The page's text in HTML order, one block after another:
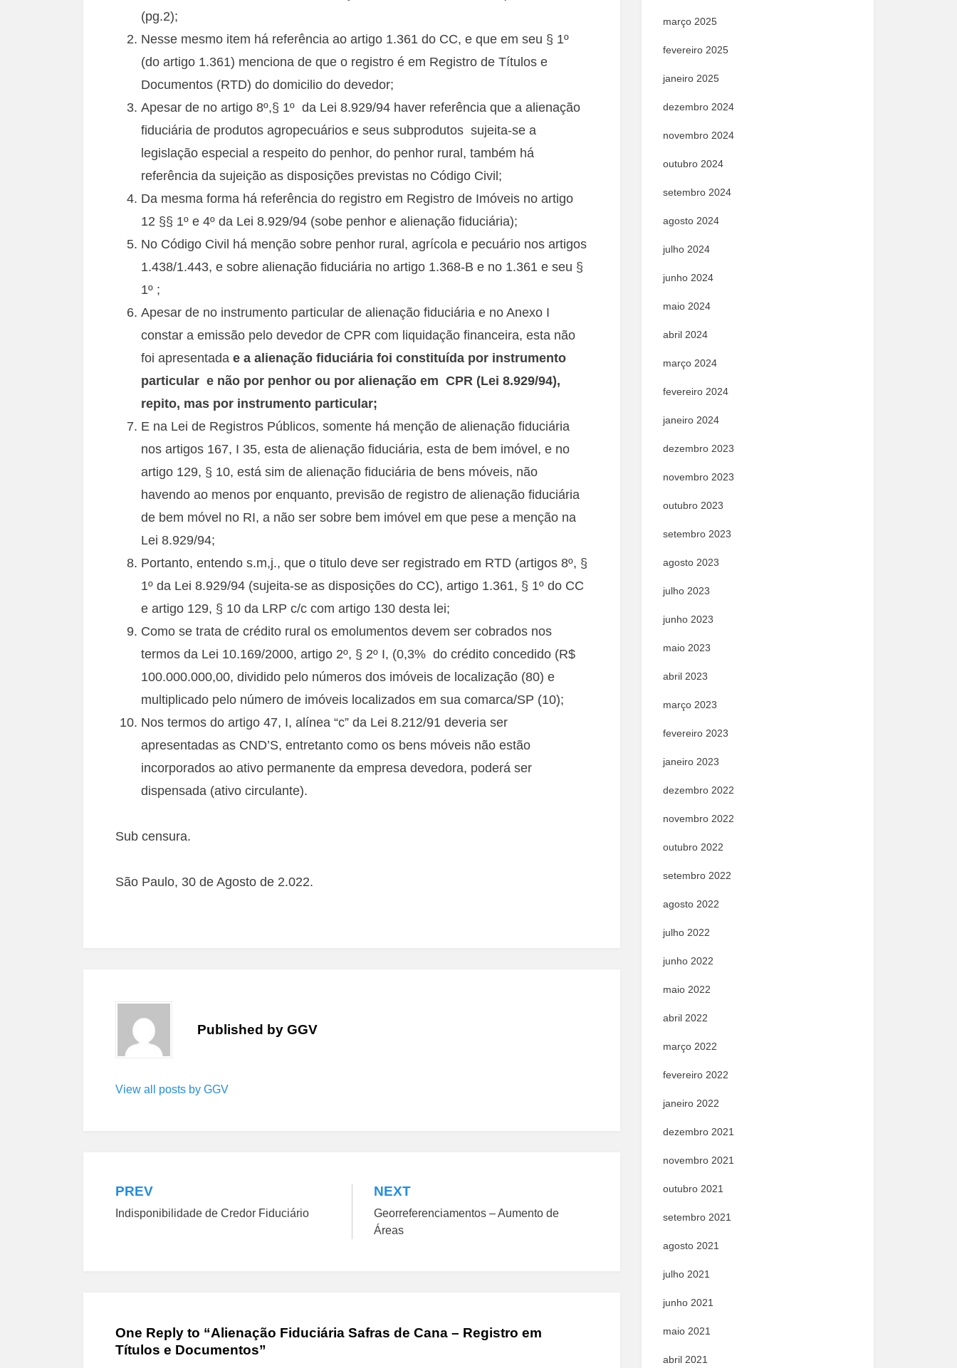
(pg.2);
Nesse mesmo item há referência ao artigo 1.361 do CC, e que em seu § 1º
(do artigo 1.361) menciona de que o registro é em Registro de Títulos e
Documentos (RTD) do domicilio do devedor;
Apesar de no artigo 8º,§ 1º da Lei 8.929/94 haver referência que a alienação
fiduciária de produtos agropecuários e seus subprodutos sujeita-se a
legislação especial a respeito do penhor, do penhor rural, também há
referência da sujeição as disposições previstas no Código Civil;
Da mesma forma há referência do registro em Registro de Imóveis no artigo
12 §§ 1º e 4º da Lei 8.929/94 (sobe penhor e alienação fiduciária);
No Código Civil há menção sobre penhor rural, agrícola e pecuário nos artigos
1.438/1.443, e sobre alienação fiduciária no artigo 1.368-B e no 1.361 e seu §
1º ;
Apesar de no instrumento particular de alienação fiduciária e no Anexo I
constar a emissão pelo devedor de CPR com liquidação financeira, esta não
foi apresentada e a alienação fiduciária foi constituída por instrumento
particular e não por penhor ou por alienação em CPR (Lei 8.929/94),
repito, mas por instrumento particular;
E na Lei de Registros Públicos, somente há menção de alienação fiduciária
nos artigos 167, I 35, esta de alienação fiduciária, esta de bem imóvel, e no
artigo 129, § 10, está sim de alienação fiduciária de bens móveis, não
havendo ao menos por enquanto, previsão de registro de alienação fiduciária
de bem móvel no RI, a não ser sobre bem imóvel em que pese a menção na
Lei 8.929/94;
Portanto, entendo s.m,j., que o titulo deve ser registrado em RTD (artigos 8º, §
1º da Lei 8.929/94 (sujeita-se as disposições do CC), artigo 1.361, § 1º do CC
e artigo 129, § 10 da LRP c/c com artigo 130 desta lei;
Como se trata de crédito rural os emolumentos devem ser cobrados nos
termos da Lei 10.169/2000, artigo 2º, § 2º I, (0,3% do crédito concedido (R$
100.000.000,00, dividido pelo números dos imóveis de localização (80) e
multiplicado pelo número de imóveis localizados em sua comarca/SP (10);
Nos termos do artigo 47, I, alínea “c” da Lei 8.212/91 deveria ser
apresentadas as CND’S, entretanto como os bens móveis não estão
incorporados ao ativo permanente da empresa devedora, poderá ser
dispensada (ativo circulante).
Sub censura.
São Paulo, 30 de Agosto de 2.022.
Published by GGV
View all posts by GGV
Navegação
de
PREV
Indisponibilidade de Credor Fiduciário
NEXT
Georreferenciamentos – Aumento de
Áreas
One Reply to “Alienação Fiduciária Safras de Cana – Registro em
Títulos e Documentos”
março 2025
fevereiro 2025
janeiro 2025
dezembro 2024
novembro 2024
outubro 2024
setembro 2024
agosto 2024
julho 2024
junho 2024
maio 2024
abril 2024
março 2024
fevereiro 2024
janeiro 2024
dezembro 2023
novembro 2023
outubro 2023
setembro 2023
agosto 2023
julho 2023
junho 2023
maio 2023
abril 2023
março 2023
fevereiro 2023
janeiro 2023
dezembro 2022
novembro 2022
outubro 2022
setembro 2022
agosto 2022
julho 2022
junho 2022
maio 2022
abril 2022
março 2022
fevereiro 2022
janeiro 2022
dezembro 2021
novembro 2021
outubro 2021
setembro 2021
agosto 2021
julho 2021
junho 2021
maio 2021
abril 2021